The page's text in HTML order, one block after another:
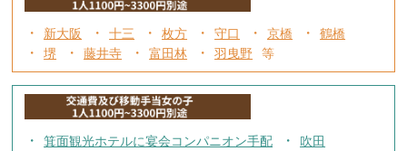
新大阪 十三 枚方 守口 京橋
鶴橋
堺
藤井寺 富田林 羽曳野
箕面観光ホテルに宴会コンパニオン手配 吹田